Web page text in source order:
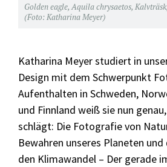
Golden eagle, Aquila chrysaetos,
(Foto: Katharina Meyer)
Katharina Meyer studiert in
Design mit dem Schwerpunkt
Aufenthalten in Schweden,
und Finnland weiß sie nun
schlägt: Die Fotografie von
Bewahren unseres Planeten
den Klimawandel – Der gerade